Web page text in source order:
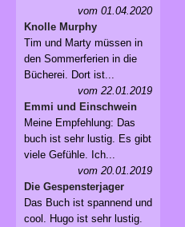
vom 01.04.2020
Knolle Murphy
Tim und Marty müssen in
den Sommerferien in die
Bücherei. Dort ist...
vom 22.01.2019
Emmi und Einschwein
Meine Empfehlung: Das
buch ist sehr lustig. Es gibt
viele Gefühle. Ich...
vom 20.01.2019
Die Gespensterjager
Das Buch ist spannend und
cool. Hugo ist sehr lustig.